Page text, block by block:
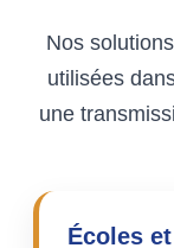
Nos
utilisées
une
Écoles